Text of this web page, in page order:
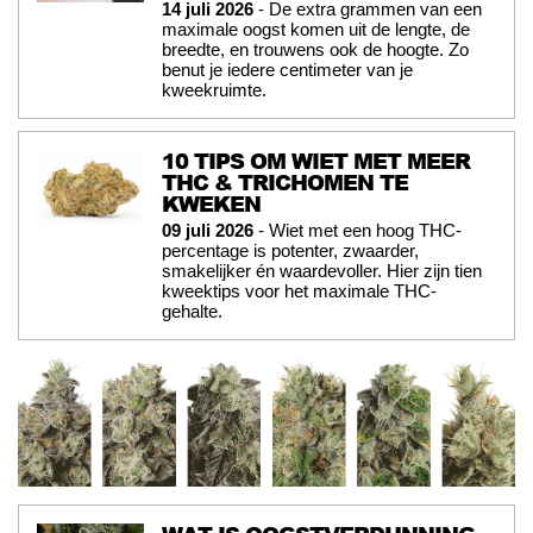
14 juli 2026 - De extra grammen van een
maximale oogst komen uit de lengte, de
breedte, en trouwens ook de hoogte. Zo
benut je iedere centimeter van je
kweekruimte.
10 TIPS OM WIET MET MEER
THC & TRICHOMEN TE
KWEKEN
09 juli 2026 - Wiet met een hoog THC-
percentage is potenter, zwaarder,
smakelijker én waardevoller. Hier zijn tien
kweektips voor het maximale THC-
gehalte.